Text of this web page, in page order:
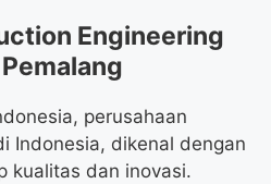
Engineering
perusahaan
Indonesia, dikenal dengan
kualitas dan inovasi.